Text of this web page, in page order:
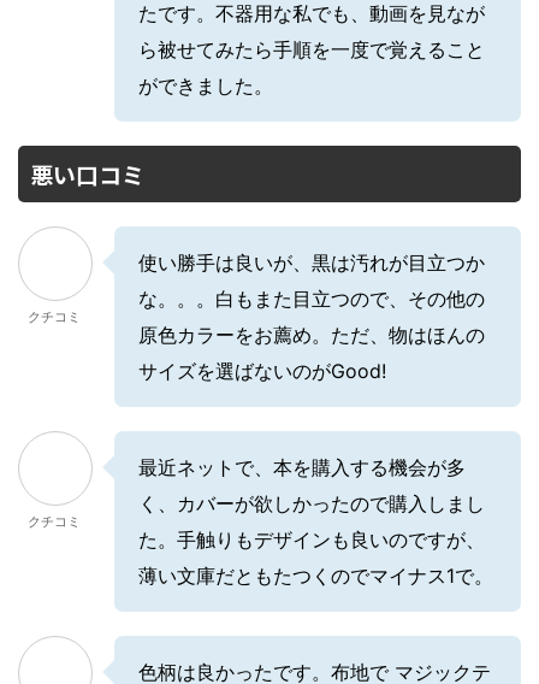
たです。不器用な私でも、動画を見なが
ら被せてみたら手順を一度で覚えること
ができました。
悪い口コミ
クチコミ
使い勝手は良いが、黒は汚れが目立つか
な。。。白もまた目立つので、その他の
原色カラーをお薦め。ただ、物はほんの
サイズを選ばないのがGood!
クチコミ
最近ネットで、本を購入する機会が多
く、カバーが欲しかったので購入しまし
た。手触りもデザインも良いのですが、
薄い文庫だともたつくのでマイナス1で。
色柄は良かったです。布地で マジックテ